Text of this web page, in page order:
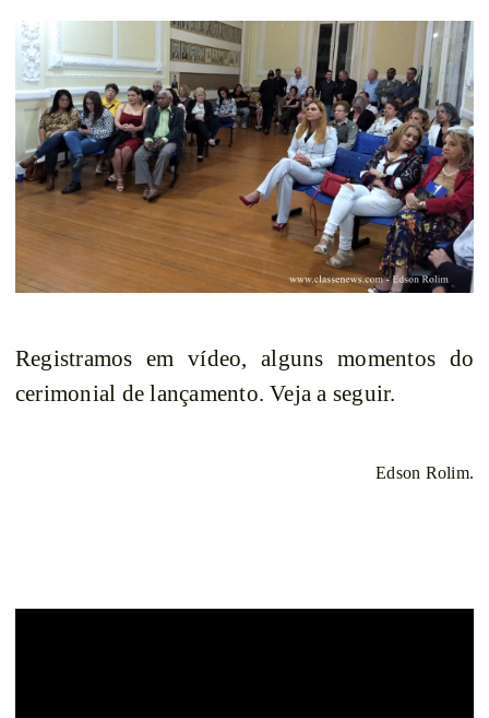
Registramos em vídeo, alguns momentos do
cerimonial de lançamento. Veja a seguir.
Edson Rolim.